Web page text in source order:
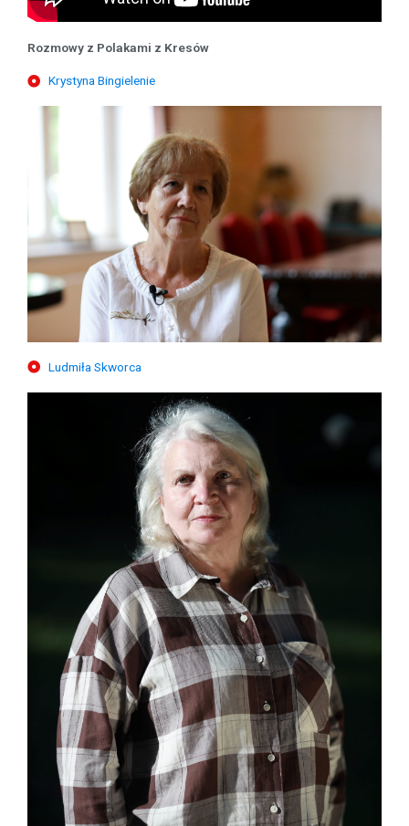
Rozmowy z Polakami z Kresów
Krystyna Bingielenie
Ludmiła Skworca